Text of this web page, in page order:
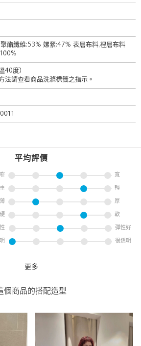
酯纖維:53% 嫘縈:47% 表層布料,裡層布料
40度）
法請查看商品洗滌標籤之指示。
平均評價
窄 寬
重 輕
薄 厚
硬 軟
彈性好
很透明
label relaxing
寬
更多
個商品的搭配造型